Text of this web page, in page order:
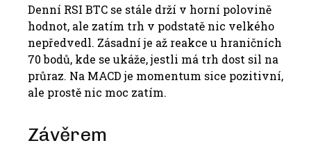
Denní RSI BTC se stále drží v horní polovině
hodnot, ale zatím trh v podstatě nic velkého
nepředvedl. Zásadní je až reakce u hraničních
70 bodů, kde se ukáže, jestli má trh dost sil na
průraz. Na MACD je momentum sice pozitivní,
ale prostě nic moc zatím.
Závěrem